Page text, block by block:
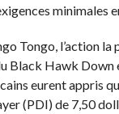
minimales
Tongo, l’action
Black Hawk Down
eurent appris
(PDI) de 7,50